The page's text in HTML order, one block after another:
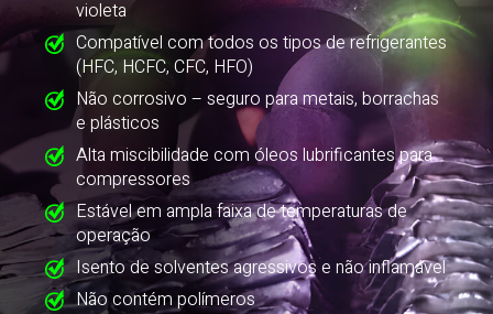
violeta
Compatível com todos os tipos de refrigerantes
(HFC, HCFC, CFC, HFO)
Não corrosivo – seguro para metais, borrachas
e plásticos
Alta miscibilidade com óleos lubrificantes para
compressores
Estável em ampla faixa de temperaturas de
operação
Isento de solventes agressivos e não inflamável
Não contém polímeros